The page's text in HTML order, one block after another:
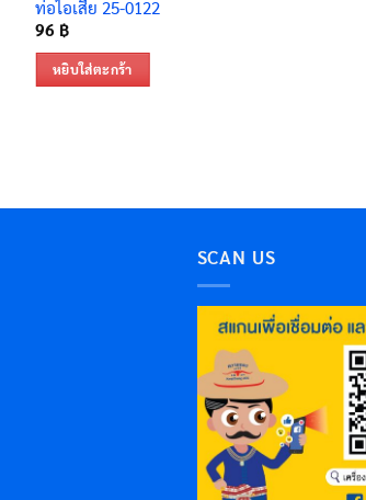
ท่อไอเสีย 25-0122
96 ฿
หยิบใส่ตะกร้า
SCAN US